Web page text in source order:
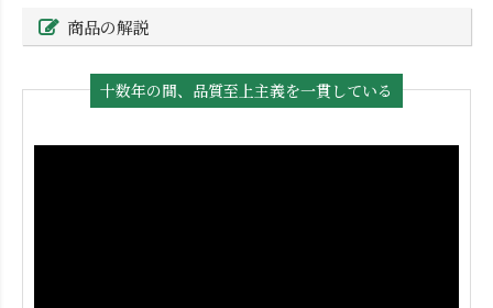
商品の解説
十数年の間、品質至上主義を一貫している